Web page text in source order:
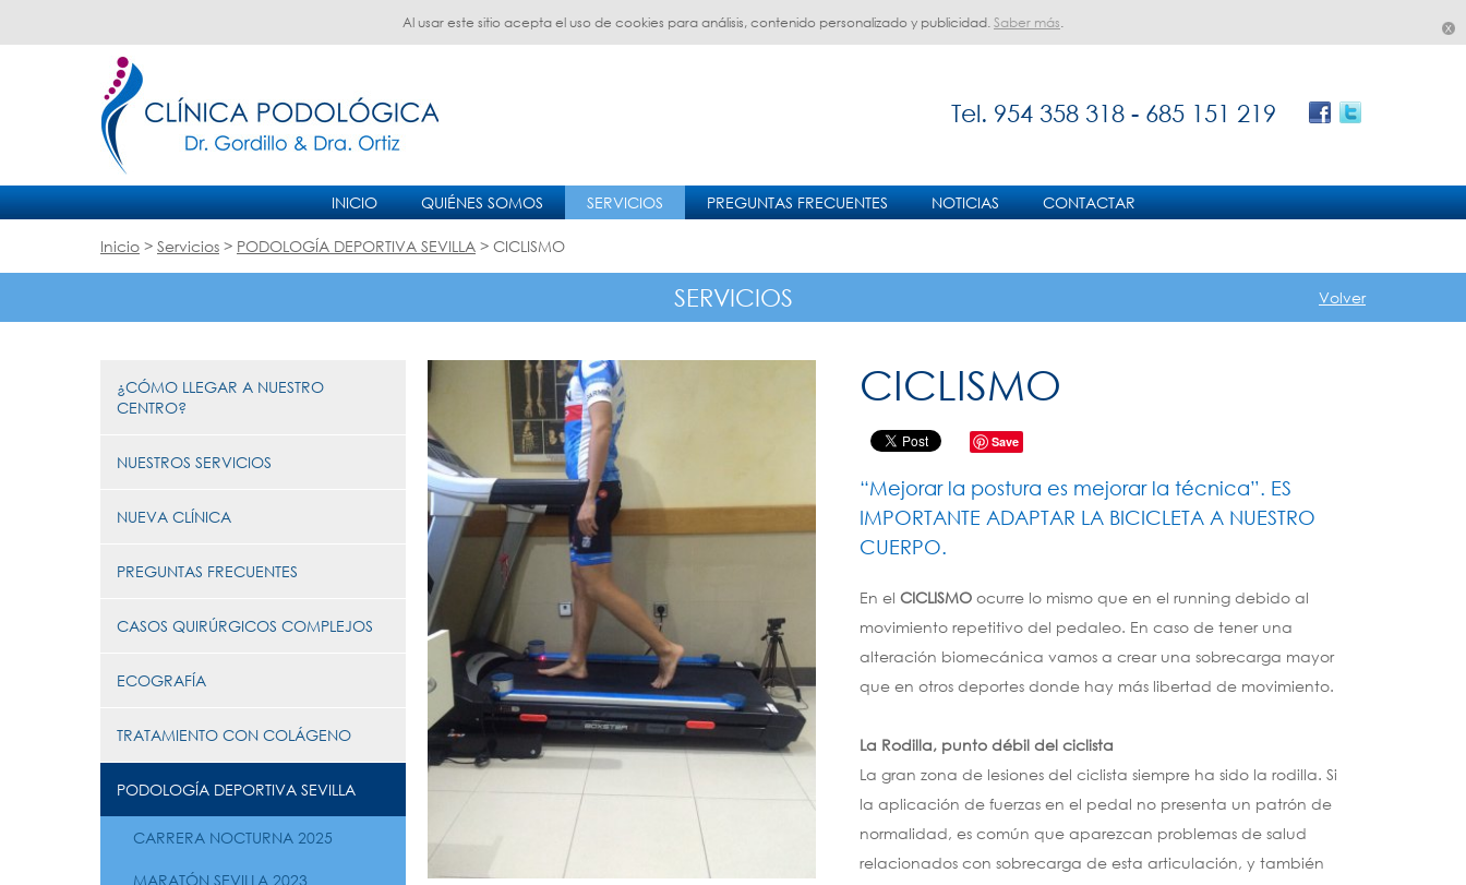
Al usar este sitio acepta el uso de cookies para análisis, contenido personalizado y publicidad.Saber más.
Tel. 954 358 318 - 685 151 219
INICIO QUIÉNES SOMOS SERVICIOS PREGUNTAS FRECUENTES NOTICIAS CONTACTAR
Inicio > Servicios > PODOLOGÍA DEPORTIVA SEVILLA > CICLISMO
SERVICIOS Volver
¿CÓMO LLEGAR A NUESTRO
CENTRO?
NUESTROS SERVICIOS
NUEVA CLÍNICA
PREGUNTAS FRECUENTES
CASOS QUIRÚRGICOS COMPLEJOS
ECOGRAFÍA
TRATAMIENTO CON COLÁGENO
PODOLOGÍA DEPORTIVA SEVILLA
CARRERA NOCTURNA 2025
MARATÓN SEVILLA 2023
CICLISMO
Save
“Mejorar la postura es mejorar la técnica”. ES
IMPORTANTE ADAPTAR LA BICICLETA A NUESTRO
CUERPO.
En el CICLISMO ocurre lo mismo que en el running debido al
movimiento repetitivo del pedaleo. En caso de tener una
alteración biomecánica vamos a crear una sobrecarga mayor
que en otros deportes donde hay más libertad de movimiento.
La Rodilla, punto débil del ciclista
La gran zona de lesiones del ciclista siempre ha sido la rodilla. Si
la aplicación de fuerzas en el pedal no presenta un patrón de
normalidad, es común que aparezcan problemas de salud
relacionados con sobrecarga de esta articulación, y también